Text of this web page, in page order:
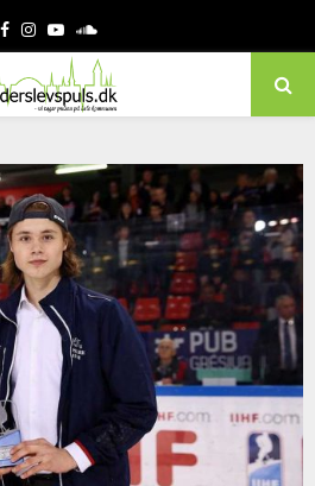
Facebook
Instagram
YoutubeSoundcloud